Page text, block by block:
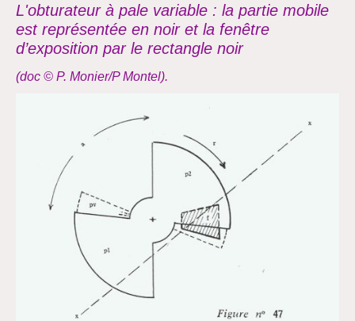
L'obturateur à pale variable : la partie mobile
est représentée en noir et la fenêtre
d’exposition par le rectangle noir
(doc © P. Monier/P Montel).